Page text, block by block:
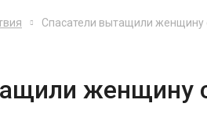
Спасатели вытащили женщину
женщину